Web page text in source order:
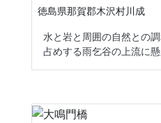
徳島県那賀郡木沢村川成
水と岩と周囲の自然との
占めする雨乞谷の上流に